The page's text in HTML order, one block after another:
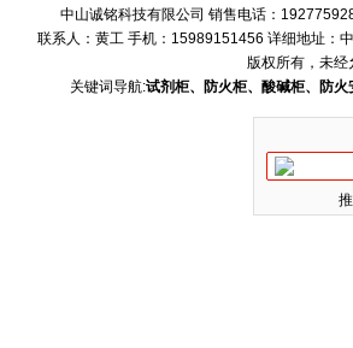
中山诚铭科技有限公司 销售电话：
联系人：黄工 手机：15989151456 详细地址：
版权所有，未经
关键词导航:试剂柜、防火柜、酸碱柜、防